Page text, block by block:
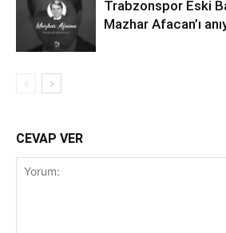
Trabzonspor Eski
Mazhar Afacan’ı
CEVAP VER